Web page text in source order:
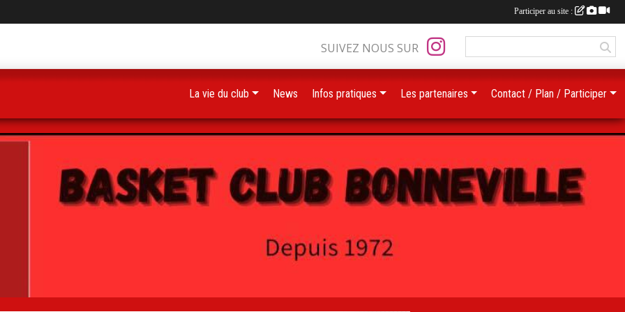
SUIVEZ NOUS SUR
La vie du club News Infos pratiques Les partenaires Contact / Plan / Participer
Participer au site :